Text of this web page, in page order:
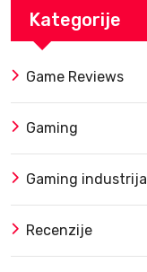
Kategorije
Game Reviews
Gaming
Gaming industrija
Recenzije